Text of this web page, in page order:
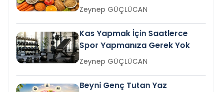
Zeynep GÜÇLÜCAN
Kas Yapmak İçin Saatlerce
Spor Yapmanıza Gerek Yok
Zeynep GÜÇLÜCAN
Beyni Genç Tutan Yaz